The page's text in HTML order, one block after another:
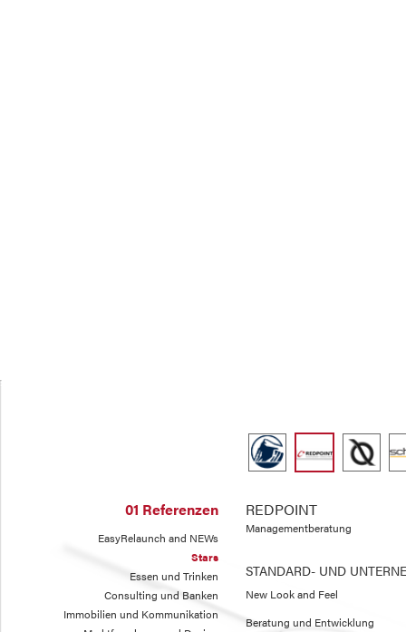
01 Referenzen
EasyRelaunch and NEWs
Stars
Essen und Trinken
Consulting und Banken
Immobilien und Kommunikation
REDPOINT
Managementberatung
STANDARD- UND
New Look and Feel
Beratung und Entwicklung